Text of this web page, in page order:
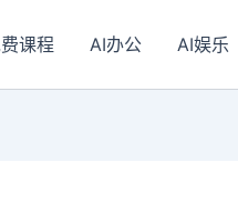
课程 AI办公 AI娱乐